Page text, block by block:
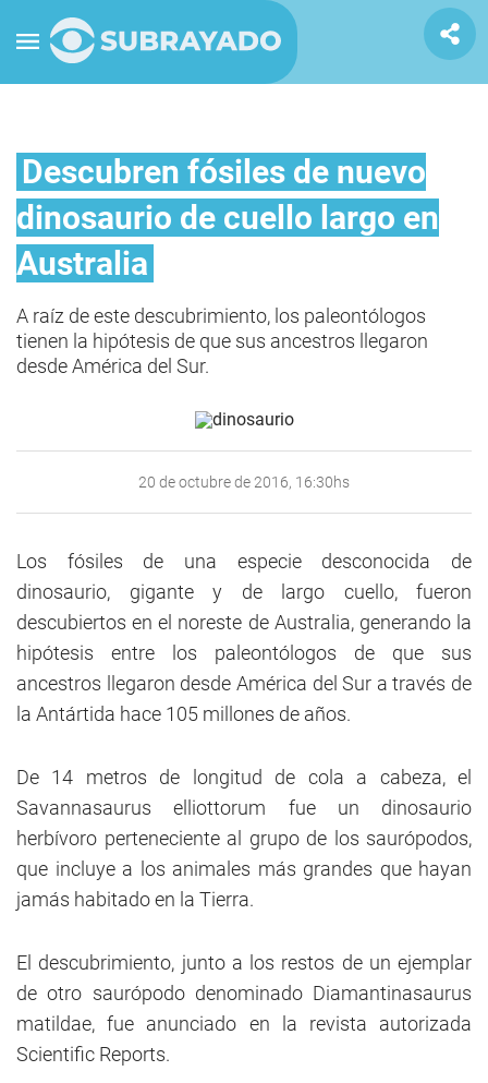
Descubren fósiles de nuevo
dinosaurio de cuello largo en
Australia
A raíz de este descubrimiento, los paleontólogos
tienen la hipótesis de que sus ancestros llegaron
desde América del Sur.
20 de octubre de 2016, 16:30hs
Los fósiles de una especie desconocida de
dinosaurio, gigante y de largo cuello, fueron
descubiertos en el noreste de Australia, generando la
hipótesis entre los paleontólogos de que sus
ancestros llegaron desde América del Sur a través de
la Antártida hace 105 millones de años.
De 14 metros de longitud de cola a cabeza, el
Savannasaurus elliottorum fue un dinosaurio
herbívoro perteneciente al grupo de los saurópodos,
que incluye a los animales más grandes que hayan
jamás habitado en la Tierra.
El descubrimiento, junto a los restos de un ejemplar
de otro saurópodo denominado Diamantinasaurus
matildae, fue anunciado en la revista autorizada
Scientific Reports.